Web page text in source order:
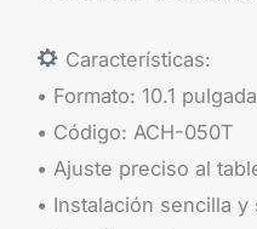
Características:
• Formato: 10.1
• Código: ACH-050T
• Ajuste preciso al
• Instalación sencilla y